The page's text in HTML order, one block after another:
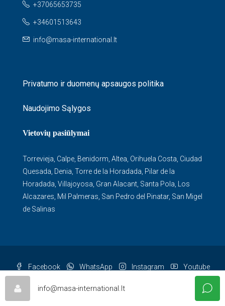
+37065653735
+34601513643
info@masa-international.lt
Privatumo ir duomenų apsaugos politika
Naudojimo Sąlygos
Vietovių pasiūlymai
Torrevieja, Calpe, Benidorm, Altea, Orihuela Costa, Ciudad
Quesada, Denia, Torre de la Horadada, Pilar de la
Horadada, Villajoyosa, Gran Alacant, Santa Pola, Los
Alcazares, Mil Palmeras, San Pedro del Pinatar, San Migel
de Salinas
Facebook WhatsApp Instagram Youtube
© Masa - All rights reserved
info@masa-international.lt